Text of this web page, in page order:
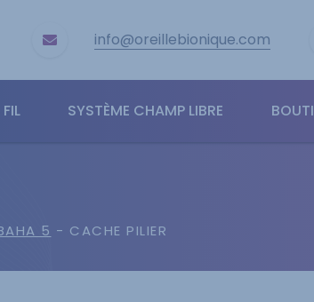
info@oreillebionique.com
SYSTÈME CHAMP LIBRE
5 - CACHE PILIER